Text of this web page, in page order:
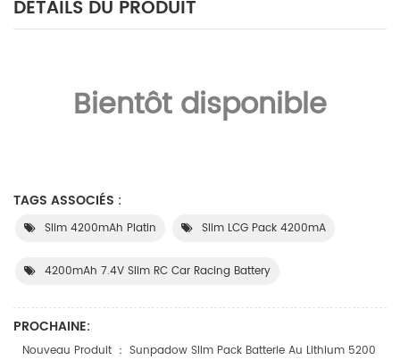
DÉTAILS DU PRODUIT
Bientôt disponible
TAGS ASSOCIÉS :
Slim 4200mAh Platin Slim LCG Pack 4200mA
4200mAh 7.4V Slim RC Car Racing Battery
PROCHAINE:
Nouveau Produit ： Sunpadow Slim Pack Batterie Au Lithium 5200